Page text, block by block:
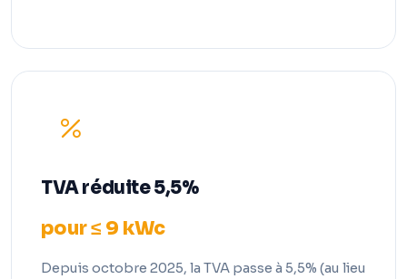
TVA réduite 5,5%
pour ≤ 9 kWc
Depuis octobre 2025, la TVA passe à 5,5% (au lieu